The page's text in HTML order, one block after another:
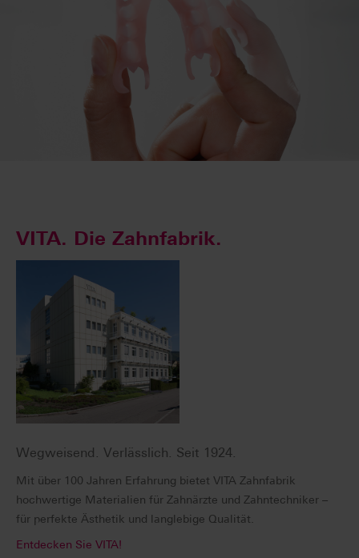
VITA. Die Zahnfabrik.
Wegweisend. Verlässlich. Seit 1924.
Mit über 100 Jahren Erfahrung bietet VITA Zahnfabrik
hochwertige Materialien für Zahnärzte und Zahntechniker –
für perfekte Ästhetik und langlebige Qualität.
Entdecken Sie VITA!